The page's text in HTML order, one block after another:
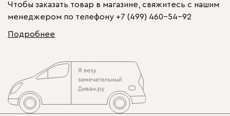
Чтобы заказать товар в магазине, свяжитесь с нашим
менеджером по телефону +7 (499) 460-54-92
Подробнее